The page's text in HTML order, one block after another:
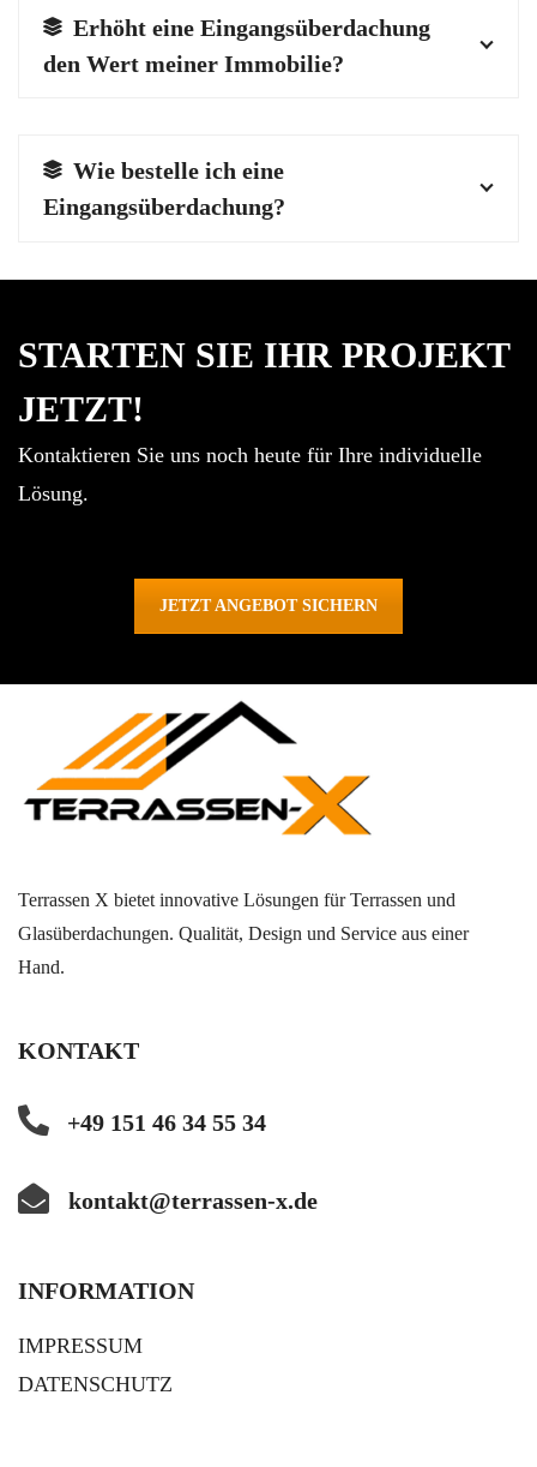
Erhöht eine Eingangsüberdachung
den Wert meiner Immobilie?
Wie bestelle ich eine
Eingangsüberdachung?
STARTEN SIE IHR PROJEKT
JETZT!
Kontaktieren Sie uns noch heute für Ihre individuelle
Lösung.
JETZT ANGEBOT SICHERN
Terrassen X bietet innovative Lösungen für Terrassen und
Glasüberdachungen. Qualität, Design und Service aus einer
Hand.
KONTAKT
+49 151 46 34 55 34
kontakt@terrassen-x.de
INFORMATION
IMPRESSUM
DATENSCHUTZ